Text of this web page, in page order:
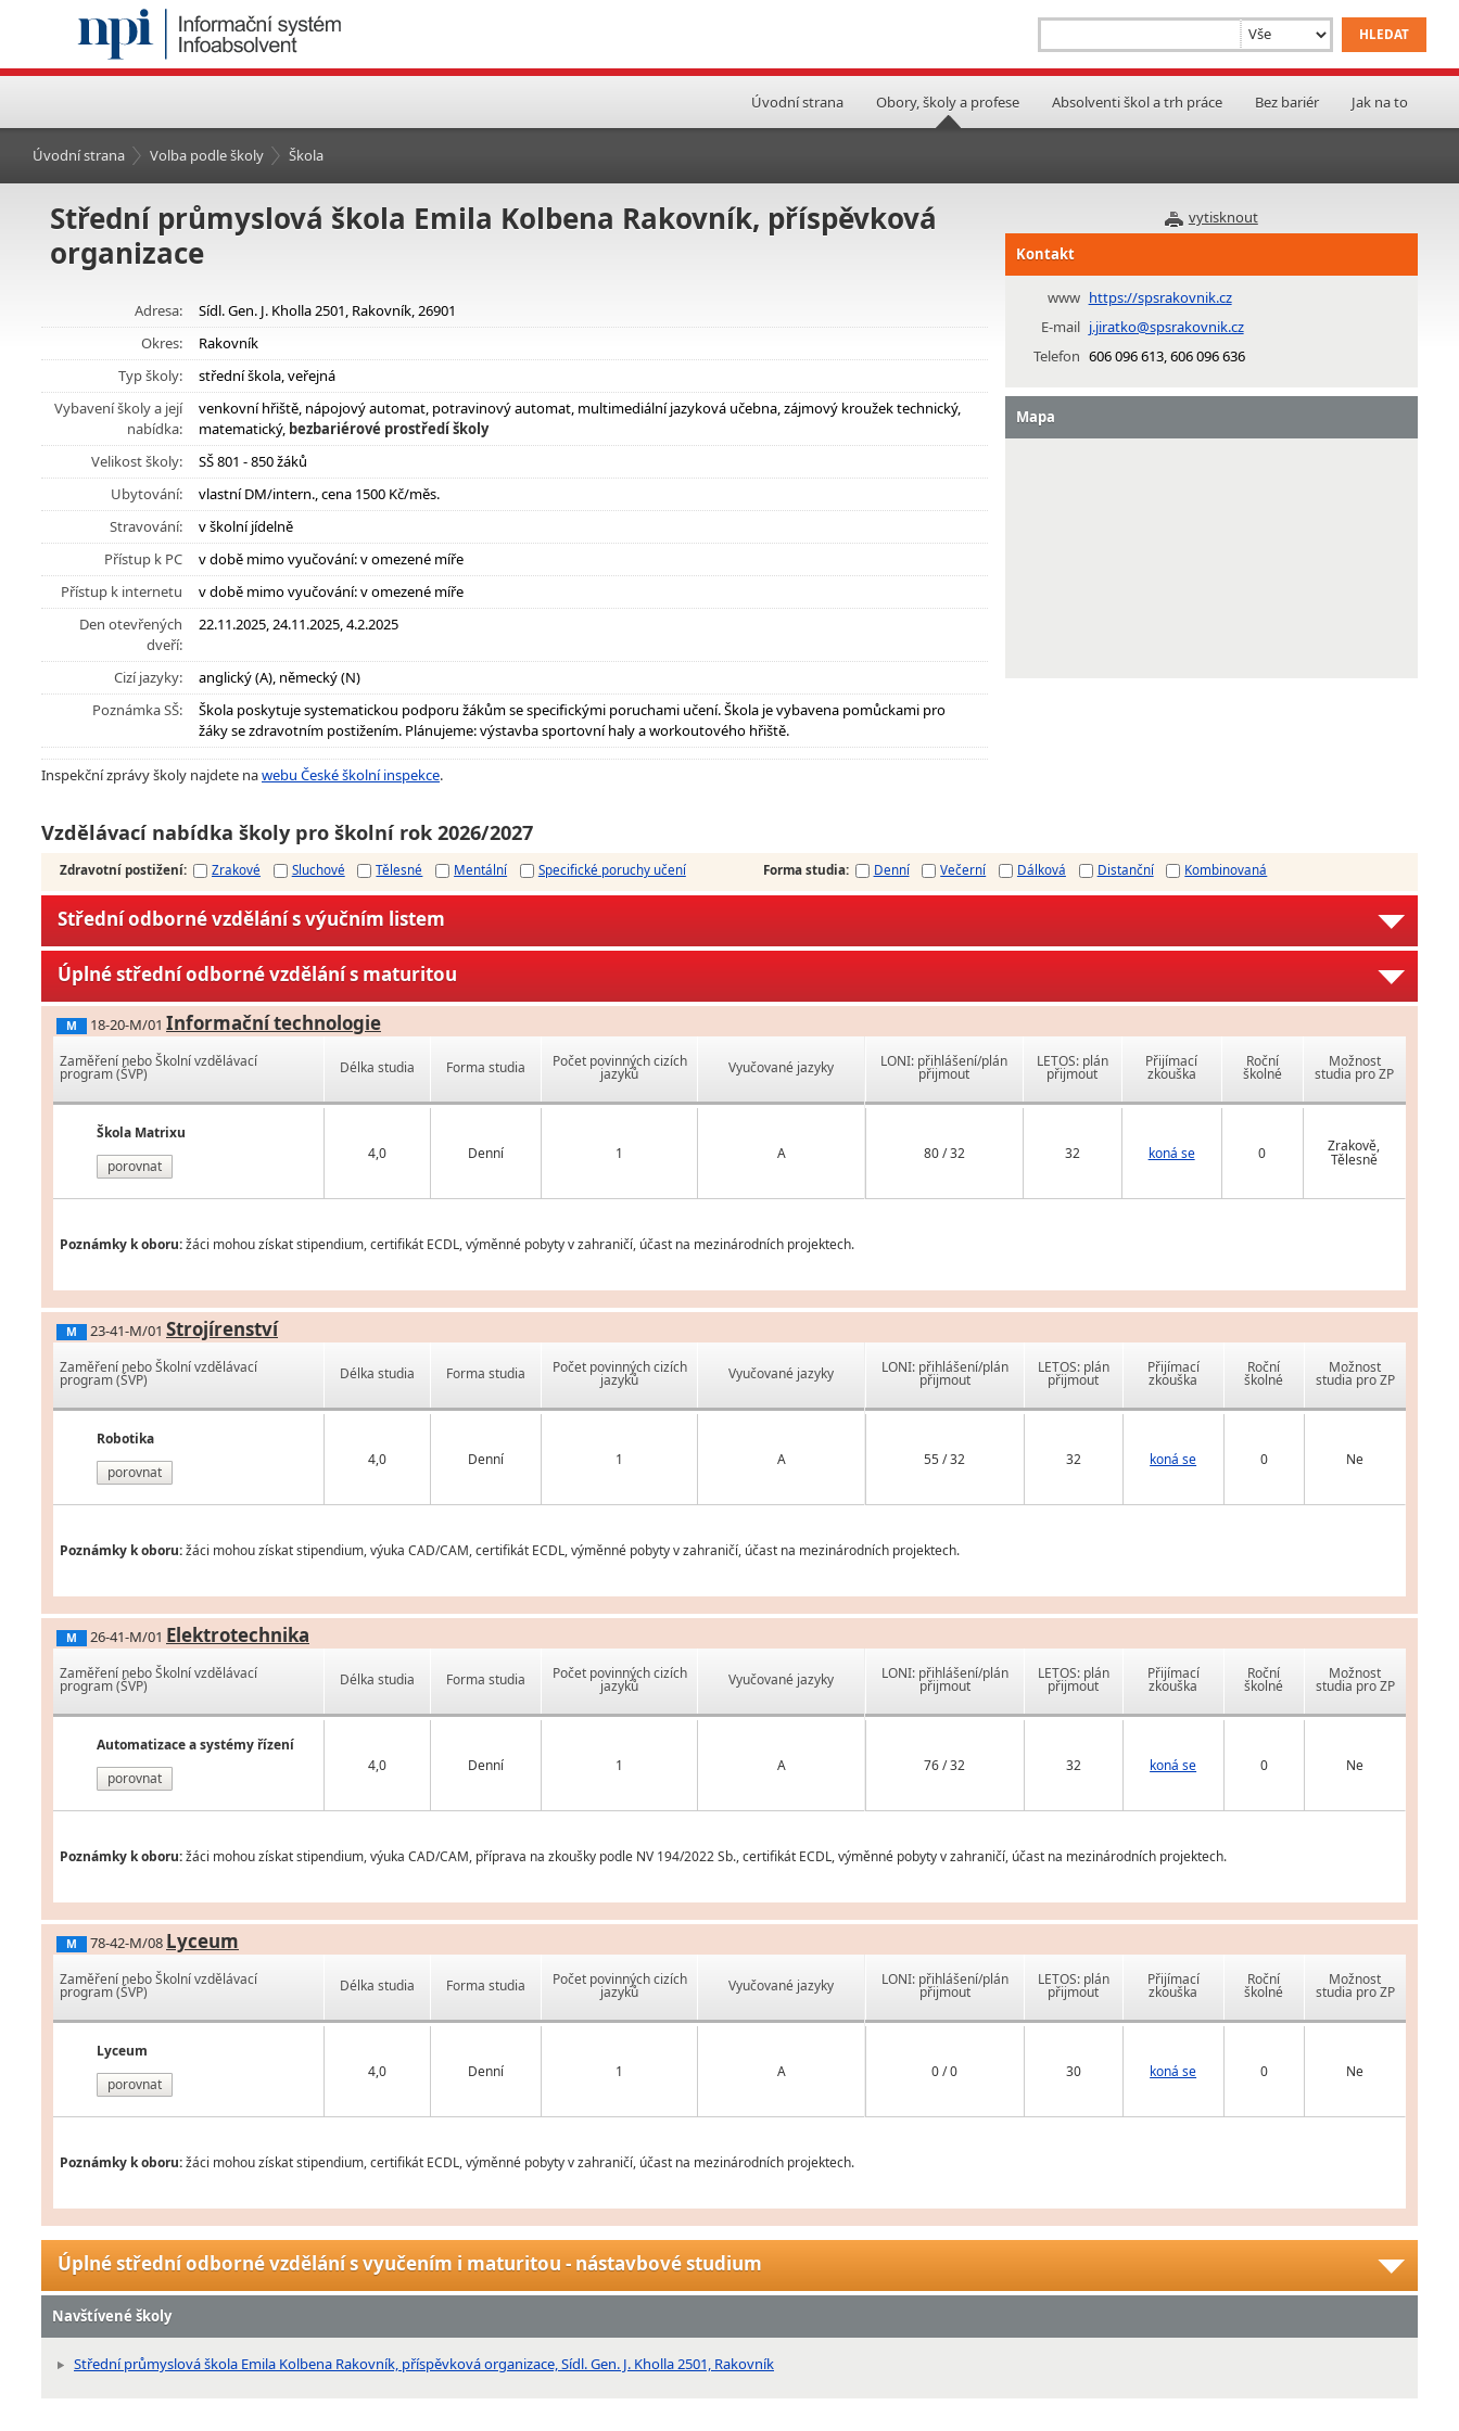
Úvodní strana Obory, školy a profese Absolventi škol a trh práce Bez bariér Jak na to
Úvodní strana Volba podle školy Škola
vytisknout
Střední průmyslová škola Emila Kolbena Rakovník, příspěvková
organizace
Adresa:
Sídl. Gen. J. Kholla 2501, Rakovník, 26901
Okres:
Rakovník
Typ školy:
střední škola, veřejná
Vybavení školy a její
nabídka:
venkovní hřiště, nápojový automat, potravinový automat, multimediální jazyková učebna, zájmový kroužek technický,
matematický, bezbariérové prostředí školy
Velikost školy:
SŠ 801 - 850 žáků
Ubytování:
vlastní DM/intern., cena 1500 Kč/měs.
Stravování:
v školní jídelně
Přístup k PC
v době mimo vyučování: v omezené míře
Přístup k internetu
v době mimo vyučování: v omezené míře
Den otevřených
dveří:
22.11.2025, 24.11.2025, 4.2.2025
Cizí jazyky:
anglický (A), německý (N)
Poznámka SŠ:
Škola poskytuje systematickou podporu žákům se specifickými poruchami učení. Škola je vybavena pomůckami pro
žáky se zdravotním postižením. Plánujeme: výstavba sportovní haly a workoutového hřiště.
Inspekční zprávy školy najdete nawebu České školní inspekce.
Kontakt
www https://spsrakovnik.cz
E-mail j.jiratko@spsrakovnik.cz
Telefon 606 096 613, 606 096 636
Mapa
Vzdělávací nabídka školy pro školní rok 2026/2027
Zdravotní postižení: Zrakové Sluchové Tělesné Mentální Specifické poruchy učení Forma studia: Denní Večerní Dálková Distanční Kombinovaná
Střední odborné vzdělání s výučním listem
Úplné střední odborné vzdělání s maturitou
M 18-20-M/01 Informační technologie
Zaměření nebo Školní vzdělávací
program (ŠVP)
Škola Matrixu
porovnat
Délka studia Forma studia Počet povinných cizích
jazyků Vyučované jazyky
4,0 Denní 1 A
LONI: přihlášení/plán
přijmout
LETOS: plán
přijmout
Přijímací
zkouška
Roční
školné
Možnost
studia pro ZP
80 / 32 32 koná se 0 Zrakově,
Tělesně
Poznámky k oboru:žáci mohou získat stipendium, certifikát ECDL, výměnné pobyty v zahraničí, účast na mezinárodních projektech.
M 23-41-M/01 Strojírenství
Zaměření nebo Školní vzdělávací
program (ŠVP)
Robotika
porovnat
Délka studia Forma studia Počet povinných cizích
jazyků Vyučované jazyky
4,0 Denní 1 A
LONI: přihlášení/plán
přijmout
LETOS: plán
přijmout
Přijímací
zkouška
Roční
školné
Možnost
studia pro ZP
55 / 32 32 koná se 0 Ne
Poznámky k oboru:žáci mohou získat stipendium, výuka CAD/CAM, certifikát ECDL, výměnné pobyty v zahraničí, účast na mezinárodních projektech.
M 26-41-M/01 Elektrotechnika
Zaměření nebo Školní vzdělávací
program (ŠVP)
Automatizace a systémy řízení
porovnat
Délka studia Forma studia Počet povinných cizích
jazyků Vyučované jazyky
4,0 Denní 1 A
LONI: přihlášení/plán
přijmout
LETOS: plán
přijmout
Přijímací
zkouška
Roční
školné
Možnost
studia pro ZP
76 / 32 32 koná se 0 Ne
Poznámky k oboru:žáci mohou získat stipendium, výuka CAD/CAM, příprava na zkoušky podle NV 194/2022 Sb., certifikát ECDL, výměnné pobyty v zahraničí, účast na mezinárodních projektech.
M 78-42-M/08 Lyceum
Zaměření nebo Školní vzdělávací
program (ŠVP)
Lyceum
porovnat
Délka studia Forma studia Počet povinných cizích
jazyků Vyučované jazyky
4,0 Denní 1 A
LONI: přihlášení/plán
přijmout
LETOS: plán
přijmout
Přijímací
zkouška
Roční
školné
Možnost
studia pro ZP
0 / 0 30 koná se 0 Ne
Poznámky k oboru:žáci mohou získat stipendium, certifikát ECDL, výměnné pobyty v zahraničí, účast na mezinárodních projektech.
Úplné střední odborné vzdělání s vyučením i maturitou - nástavbové studium
Navštívené školy
Střední průmyslová škola Emila Kolbena Rakovník, příspěvková organizace, Sídl. Gen. J. Kholla 2501, Rakovník